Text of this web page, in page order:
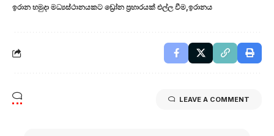
ඉරාන හමුදා මධ්‍යස්ථානයකට ඩ්‍රෝන ප්‍රහාරයක් එල්ල වීම ඉරානය
LEAVE A COMMENT